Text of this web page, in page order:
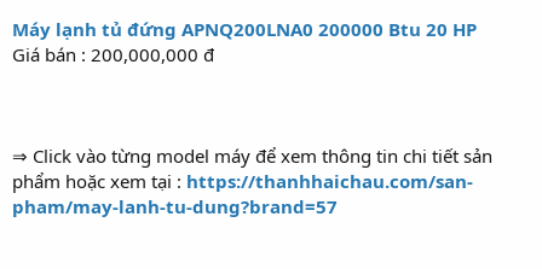
Máy lạnh tủ đứng APNQ200LNA0 200000 Btu 20 HP
Giá bán : 200,000,000 đ
⇒ Click vào từng model máy để xem thông tin chi tiết sản
phẩm hoặc xem tại : https://thanhhaichau.com/san-
pham/may-lanh-tu-dung?brand=57